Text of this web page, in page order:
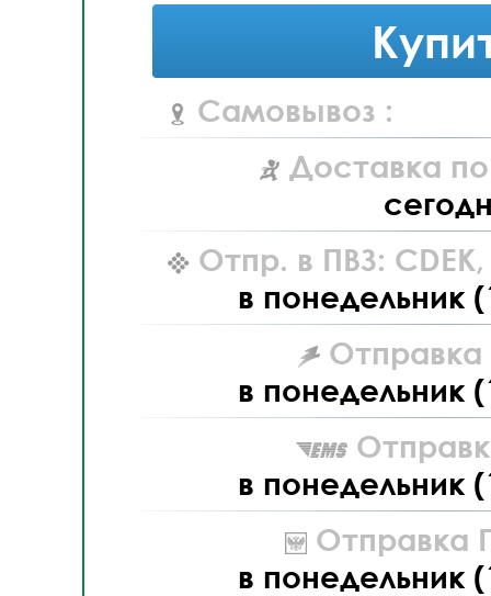
Самовывоз :
Доставка
Отпр. в ПВЗ: CDEK,
в понедельник
Отправка
в понедельник
в понедельник
Отправка
в понедельник